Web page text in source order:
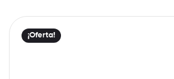
¡Oferta!